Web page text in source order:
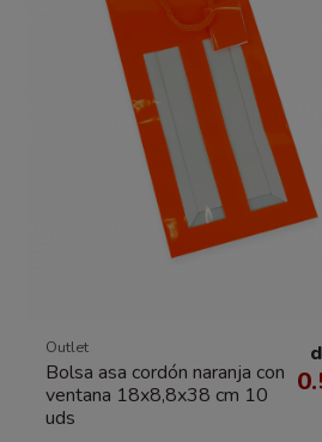
Outlet
Bolsa asa cordón naranja con
ventana 18x8,8x38 cm 10
uds